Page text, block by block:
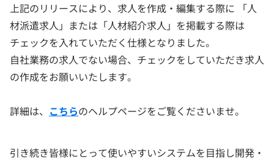
上記のリリースにより、求人を作成・編集する際に 「人
材派遣求人」または「人材紹介求人」を掲載する際は
チェックを入れていただく仕様となりました。
自社業務の求人でない場合、チェックをしていただき求人
の作成をお願いいたします。
詳細は、 こちらのヘルプページをご覧くださいませ。
引き続き皆様にとって使いやすいシステムを目指し開発・